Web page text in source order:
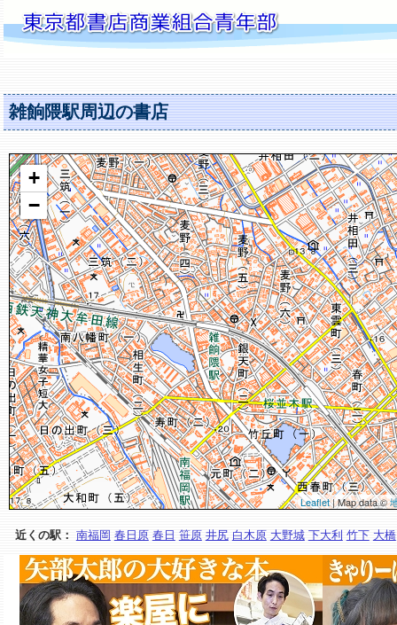
雑餉隈駅周辺の書店
+
−
Leaflet| Map data ©
近くの駅： 南福岡 春日原 春日 笹原 井尻 白木原 大野城 下大利 竹下 大橋